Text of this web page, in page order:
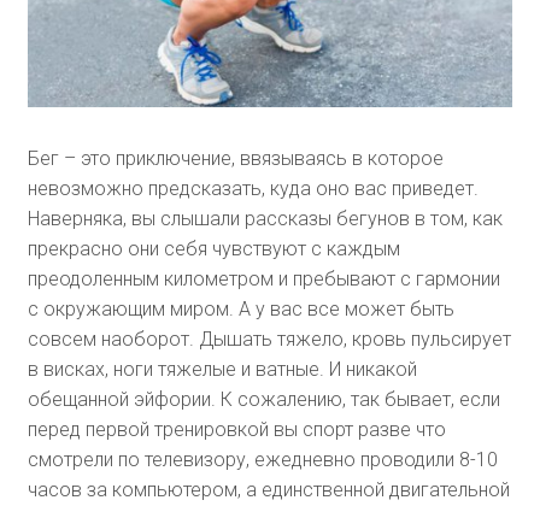
Бег – это приключение, ввязываясь в которое
невозможно предсказать, куда оно вас приведет.
Наверняка, вы слышали рассказы бегунов в том, как
прекрасно они себя чувствуют с каждым
преодоленным километром и пребывают с гармонии
с окружающим миром. А у вас все может быть
совсем наоборот. Дышать тяжело, кровь пульсирует
в висках, ноги тяжелые и ватные. И никакой
обещанной эйфории. К сожалению, так бывает, если
перед первой тренировкой вы спорт разве что
смотрели по телевизору, ежедневно проводили 8-10
часов за компьютером, а единственной двигательной